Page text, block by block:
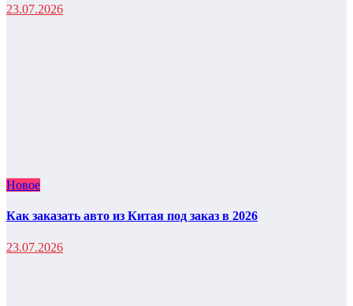
23.07.2026
Новое
Как заказать авто из Китая под заказ в 2026
23.07.2026